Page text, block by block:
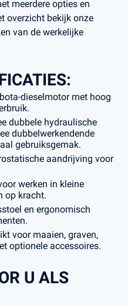
meerdere opties en
overzicht bekijk onze
van de werkelijke
dieselmotor met hoog
dubbele hydraulische
dubbelwerkendende
gebruiksgemak.
aandrijving voor
werken in kleine
op kracht.
en ergonomisch
voor maaien, graven,
optionele accessoires.
U ALS